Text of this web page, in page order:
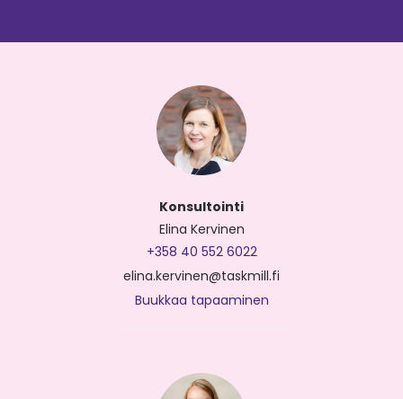
Konsultointi
Elina Kervinen
+358 40 552 6022
elina.kervinen@taskmill.fi
Buukkaa tapaaminen